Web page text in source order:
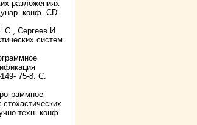
разложениях
конф. CD-
Сергеев И.
систем
75-8. С.
техн. конф.